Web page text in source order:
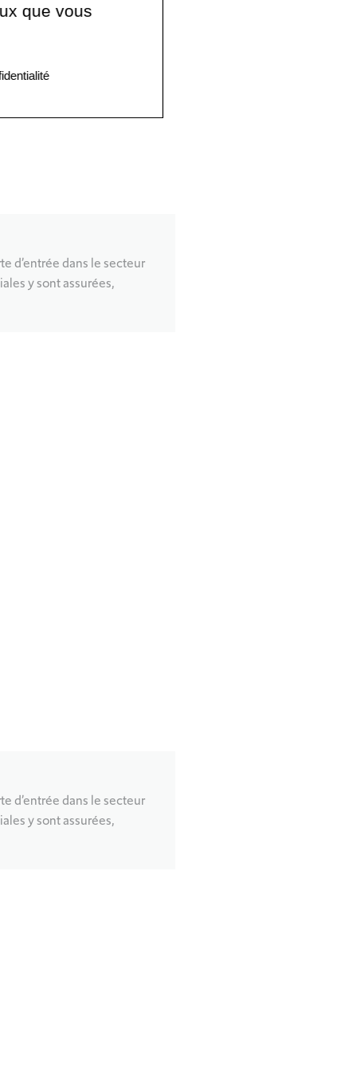
d’entrée dans le secteur
y sont assurées,
d’entrée dans le secteur
y sont assurées,
que vous